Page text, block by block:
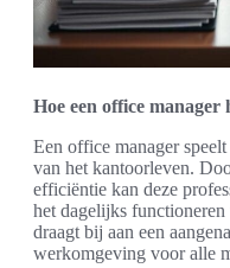
Hoe een office
Een office manager
van het kantoorleven.
efficiëntie kan deze
het dagelijks
draagt bij aan een
werkomgeving voor alle